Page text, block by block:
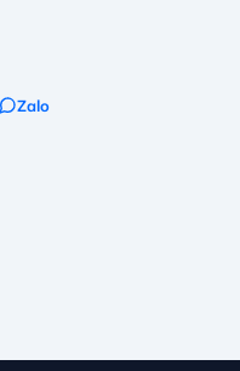
Zalo